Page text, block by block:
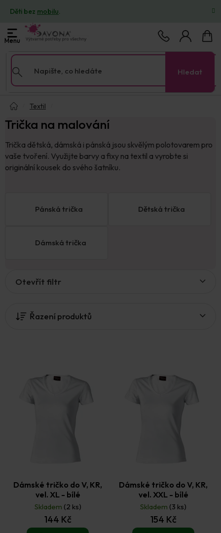
obsah
Děti bez mobilu.
Hledat
košík
Textil
Trička na malování
Trička dětská, dámská i pánská jsou skvělým polotovarem pro
vaše tvoření. Využijte barvy a fixy na textil a vyrobte si
originální kousek do svého šatníku.
Pánská trička Dětská trička
Dámská trička
Řazení produktů
Otevřít filtr
Dámské tričko do V, KR,
vel. XL - bílé
Skladem (2 ks)
144 Kč
Dámské tričko do V, KR,
vel. XXL - bílé
Skladem (3 ks)
154 Kč